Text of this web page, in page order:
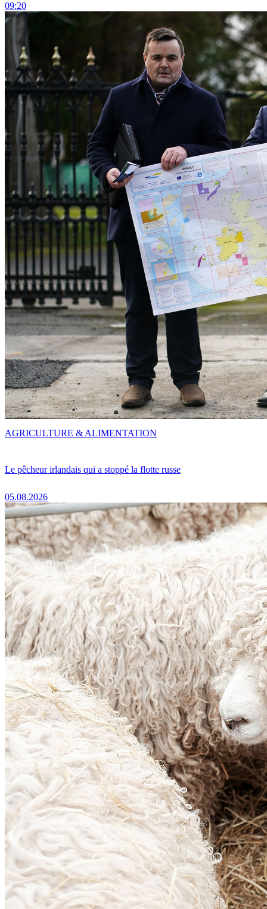
09:20
Le pêcheur irlandais qui a stoppé la flotte russe
05.08.2026
AGRICULTURE & ALIMENTATION